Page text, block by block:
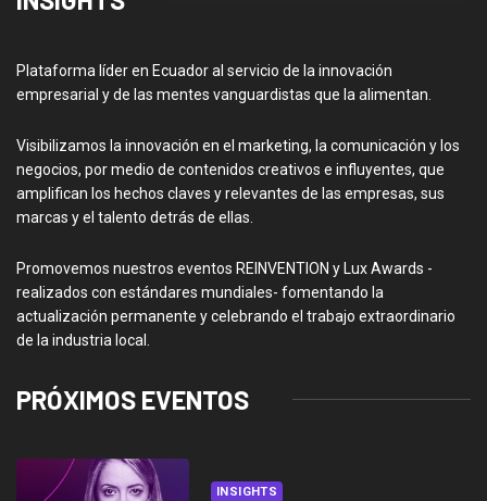
Plataforma líder en Ecuador al servicio de la innovación
empresarial y de las mentes vanguardistas que la alimentan.
Visibilizamos la innovación en el marketing, la comunicación y los
negocios, por medio de contenidos creativos e influyentes, que
amplifican los hechos claves y relevantes de las empresas, sus
marcas y el talento detrás de ellas.
Promovemos nuestros eventos REINVENTION y Lux Awards -
realizados con estándares mundiales- fomentando la
actualización permanente y celebrando el trabajo extraordinario
de la industria local.
PRÓXIMOS EVENTOS
INSIGHTS